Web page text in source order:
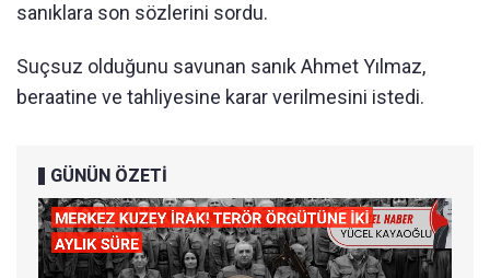
sanıklara son sözlerini sordu.
Suçsuz olduğunu savunan sanık Ahmet Yılmaz,
beraatine ve tahliyesine karar verilmesini istedi.
GÜNÜN ÖZETİ